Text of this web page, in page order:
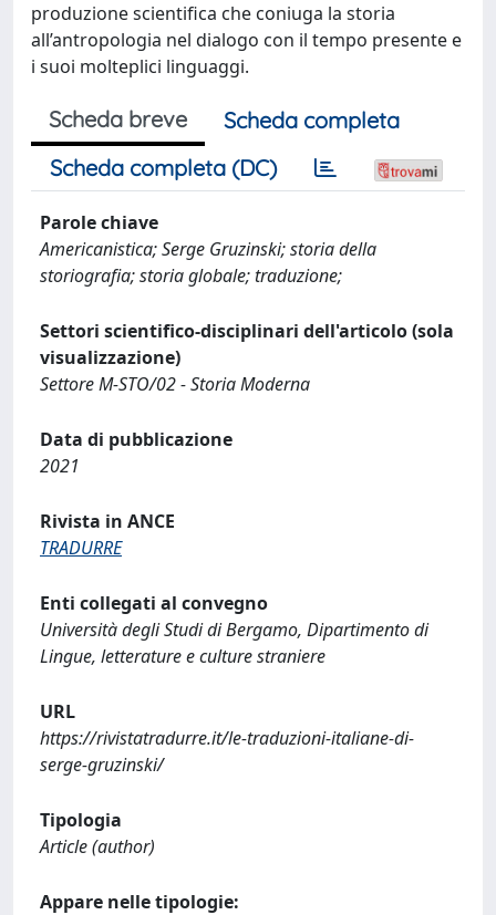
produzione scientifica che coniuga la storia
all’antropologia nel dialogo con il tempo presente e
i suoi molteplici linguaggi.
Scheda breve
Scheda completa
Scheda completa (DC)
Parole chiave
Americanistica; Serge Gruzinski; storia della
storiografia; storia globale; traduzione;
Settori scientifico-disciplinari dell'articolo (sola
visualizzazione)
Settore M-STO/02 - Storia Moderna
Data di pubblicazione
2021
Rivista in ANCE
TRADURRE
Enti collegati al convegno
Università degli Studi di Bergamo, Dipartimento di
Lingue, letterature e culture straniere
URL
https://rivistatradurre.it/le-traduzioni-italiane-di-
serge-gruzinski/
Tipologia
Article (author)
Appare nelle tipologie: